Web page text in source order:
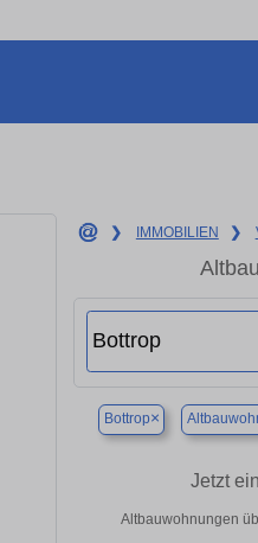
❯ IMMOBILIEN ❯
Bottrop×
Jetzt
Altbauwohnungen